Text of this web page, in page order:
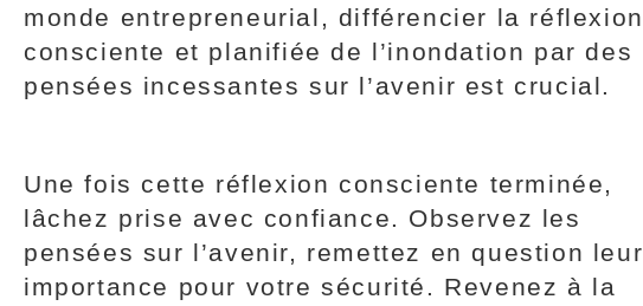
monde entrepreneurial, différencier la réflexion
consciente et planifiée de l’inondation par des
pensées incessantes sur l’avenir est crucial.
Une fois cette réflexion consciente terminée,
lâchez prise avec confiance. Observez les
pensées sur l’avenir, remettez en question leur
importance pour votre sécurité. Revenez à la